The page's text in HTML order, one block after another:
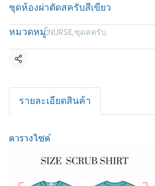
ชุดห้องผ่าตัดสครับสีเขียว
หมวดหมู่:์NURSE,ชุดสครับ
แชร์
รายละเอียดสินค้า
ตารางไซต์